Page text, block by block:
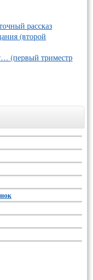
рассказ
(второй
(первый триместр